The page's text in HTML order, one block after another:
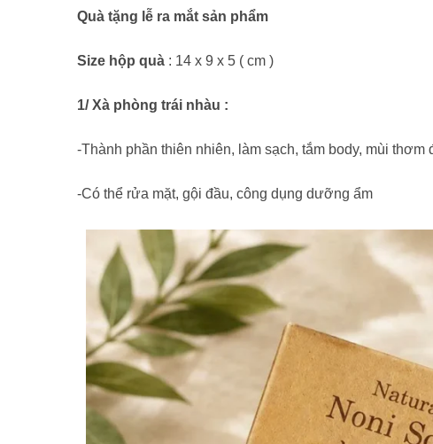
Quà tặng lễ ra mắt sản phẩm
Size hộp quà : 14 x 9 x 5 ( cm )
1/ Xà phòng trái nhàu :
-Thành phần thiên nhiên, làm sạch, tắm body, mùi thơm
-Có thể rửa mặt, gội đầu, công dụng dưỡng ẩm